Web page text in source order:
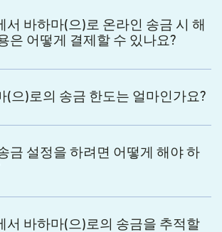
서 바하마(으)로 온라인 송금 시 해
은 어떻게 결제할 수 있나요?
(으)로의 송금 한도는 얼마인가요?
금 설정을 하려면 어떻게 해야 하
서 바하마(으)로의 송금을 추적할